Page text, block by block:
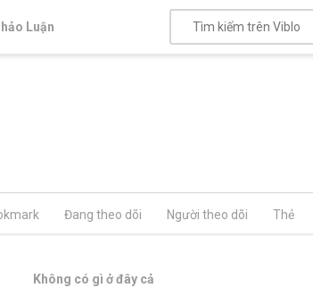
Luận
Đang theo dõi Người theo dõi Thẻ
Không có gì ở đây cả